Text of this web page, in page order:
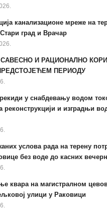
канализационе мреже на
град и Врачар
САВЕСНО И РАЦИОНАЛНО
ПЕРИОДУ
у снабдевању водом
реконструкцији и изградњи
услова рада на терену
без воде до касних
квара на магистралном
улици у Раковици